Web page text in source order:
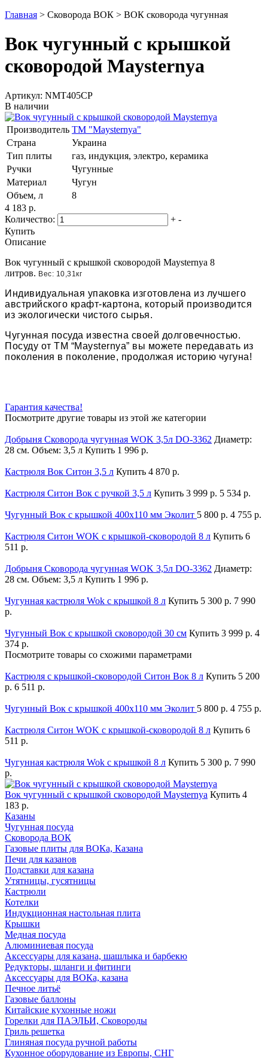
Главная > Сковорода ВОК > ВОК сковорода чугунная
Вок чугунный с крышкой
сковородой Maysternya
Артикул: NMT405CP
В наличии
Производитель ТМ "Maysternya"
Страна
Украина
Тип плиты
газ, индукция, электро, керамика
Ручки
Чугунные
Материал
Чугун
Объем, л
8
4 183 р.
Количество:
+ -
Купить
Описание
Вок чугунный с крышкой сковородой Maysternya 8
литров. Вес: 10,31кг
Индивидуальная упаковка изготовлена из лучшего
австрийского крафт-картона, который производится
из экологически чистого сырья.
Чугунная посуда известна своей долговечностью.
Посуду от ТМ “Maysternya” вы можете передавать из
поколения в поколение, продолжая историю чугуна!
Гарантия качества!
Посмотрите другие товары из этой же категории
Добрыня Сковорода чугунная WOK 3,5л DO-3362 Диаметр:
28 см. Объем: 3,5 л Купить 1 996 р.
Кастрюля Вок Ситон 3,5 л Купить 4 870 р.
Кастрюля Ситон Вок с ручкой 3,5 л Купить 3 999 р. 5 534 р.
Чугунный Вок с крышкой 400х110 мм Эколит 5 800 р. 4 755 р.
Кастрюля Ситон WOK с крышкой-сковородой 8 л Купить 6
511 р.
Добрыня Сковорода чугунная WOK 3,5л DO-3362 Диаметр:
28 см. Объем: 3,5 л Купить 1 996 р.
Чугунная кастрюля Wok с крышкой 8 л Купить 5 300 р. 7 990
р.
Чугунный Вок с крышкой сковородой 30 см Купить 3 999 р. 4
374 р.
Посмотрите товары со схожими параметрами
Кастрюля с крышкой-сковородой Ситон Вок 8 л Купить 5 200
р. 6 511 р.
Чугунный Вок с крышкой 400х110 мм Эколит 5 800 р. 4 755 р.
Кастрюля Ситон WOK с крышкой-сковородой 8 л Купить 6
511 р.
Чугунная кастрюля Wok с крышкой 8 л Купить 5 300 р. 7 990
р.
Вок чугунный с крышкой сковородой Maysternya Купить 4
183 р.
Казаны
Чугунная посуда
Сковорода ВОК
Газовые плиты для ВОКа, Казана
Печи для казанов
Подставки для казана
Утятницы, гусятницы
Кастрюли
Котелки
Индукционная настольная плита
Крышки
Медная посуда
Алюминиевая посуда
Аксессуары для казана, шашлыка и барбекю
Редукторы, шланги и фитинги
Аксессуары для ВОКа, казана
Печное литьё
Газовые баллоны
Китайские кухонные ножи
Горелки для ПАЭЛЬИ, Сковороды
Гриль решетка
Глиняная посуда ручной работы
Кухонное оборудование из Европы, СНГ